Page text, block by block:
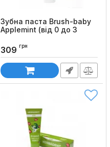
Зубна паста Brush-baby
Applemint (від 0 до 3
Код товару:
309 грн